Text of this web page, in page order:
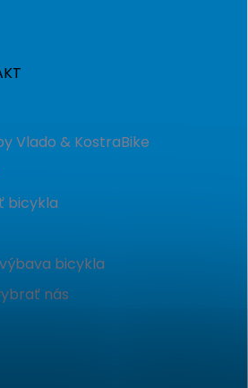
Vlado & KostraBike
bicykla
bicykla
nás